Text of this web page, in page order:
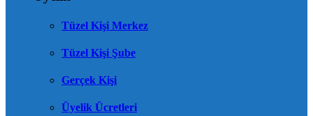
Tüzel Kişi Merkez
Tüzel Kişi Şube
Gerçek Kişi
Üyelik Ücretleri